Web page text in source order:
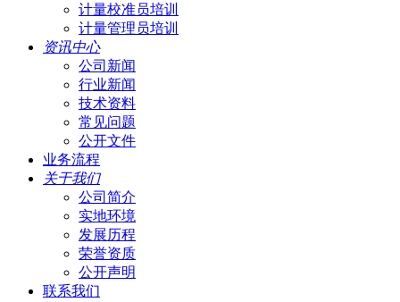
计量校准员培训
计量管理员培训
资讯中心
公司新闻
行业新闻
技术资料
常见问题
公开文件
业务流程
关于我们
公司简介
实地环境
发展历程
荣誉资质
公开声明
联系我们